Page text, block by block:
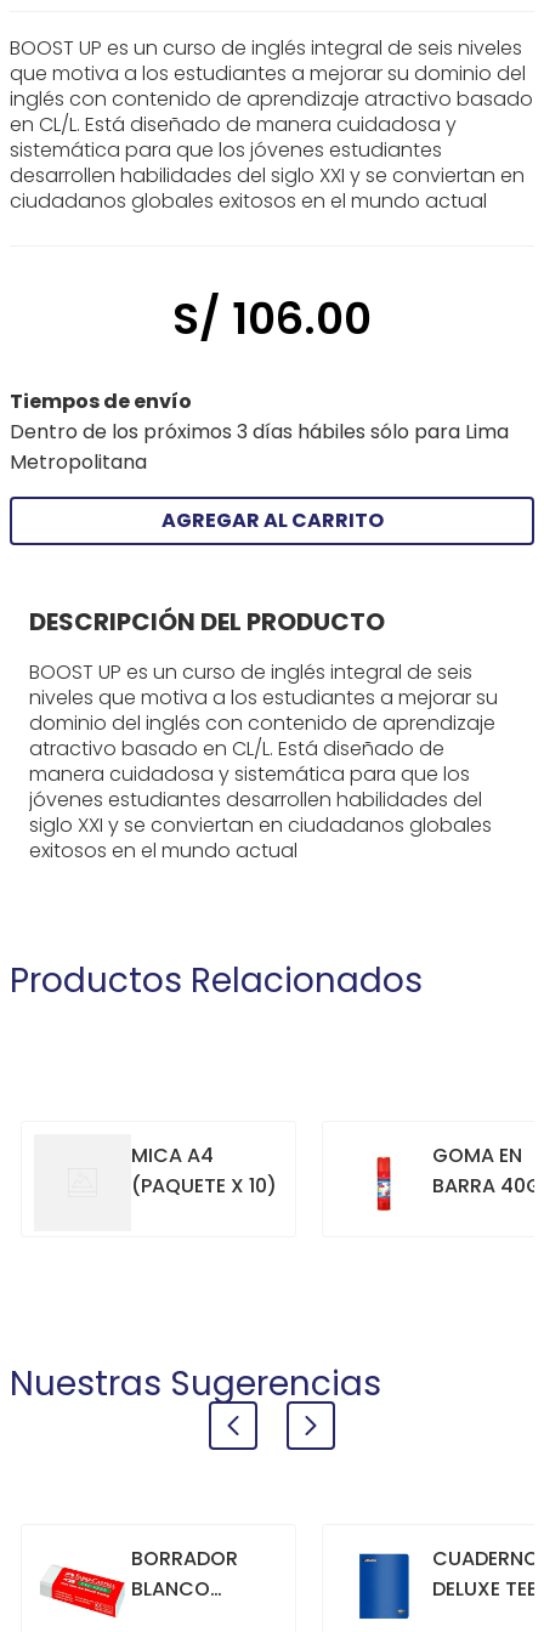
BOOST UP es un curso de inglés integral de seis niveles
que motiva a los estudiantes a mejorar su dominio del
inglés con contenido de aprendizaje atractivo basado
en CL/L. Está diseñado de manera cuidadosa y
sistemática para que los jóvenes estudiantes
desarrollen habilidades del siglo XXI y se conviertan en
ciudadanos globales exitosos en el mundo actual
S/ 106.00
Tiempos de envío
Dentro de los próximos 3 días hábiles sólo para Lima
Metropolitana
AGREGAR AL CARRITO
DESCRIPCIÓN DEL PRODUCTO
BOOST UP es un curso de inglés integral de seis
niveles que motiva a los estudiantes a mejorar su
dominio del inglés con contenido de aprendizaje
atractivo basado en CL/L. Está diseñado de
manera cuidadosa y sistemática para que los
jóvenes estudiantes desarrollen habilidades del
siglo XXI y se conviertan en ciudadanos globales
exitosos en el mundo actual
Productos Relacionados
MICA A4
(PAQUETE X 10)
GOMA EN
BARRA
Nuestras Sugerencias
BORRADOR
BLANCO
DELUXE